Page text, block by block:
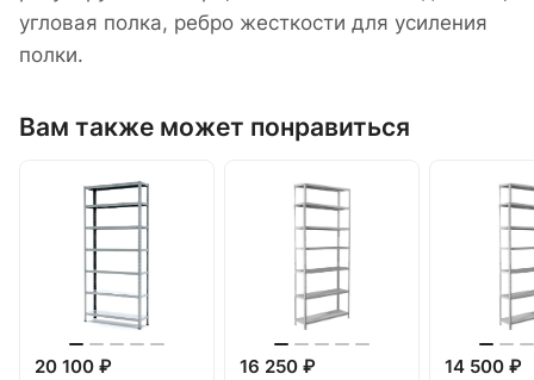
угловая полка, ребро жесткости для усиления
полки.
Вам также может понравиться
20 100 ₽
16 250 ₽
14 500 ₽